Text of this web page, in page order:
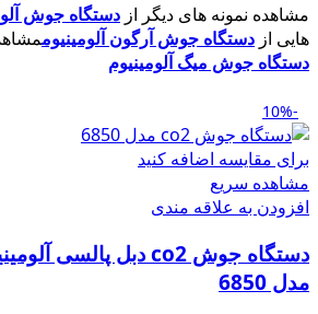
مشاهده نمونه های دیگر از دستگاه جوش
هایی از دستگاه جوش آرگون آلومینیوم
دستگاه جوش میگ آلومینیوم
-10%
برای مقایسه اضافه کنید
مشاهده سریع
افزودن به علاقه مندی
مدل 6850